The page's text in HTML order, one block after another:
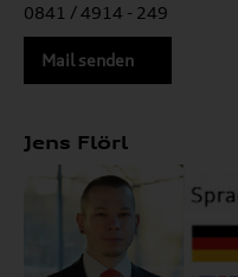
0841 / 4914 - 249
Mail senden
Jens Flörl